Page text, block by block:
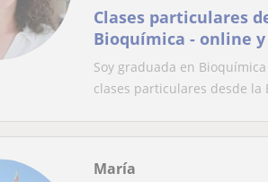
Clases particulares
Bioquímica - online
Soy graduada en
clases particulares desde la
María